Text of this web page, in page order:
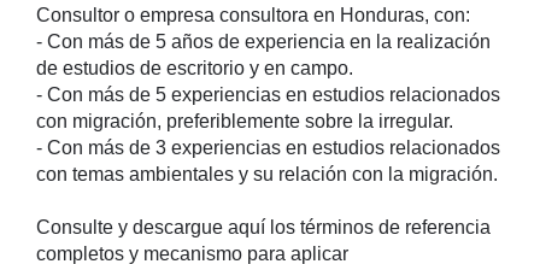
Consultor o empresa consultora en Honduras, con:
- Con más de 5 años de experiencia en la realización
de estudios de escritorio y en campo.
- Con más de 5 experiencias en estudios relacionados
con migración, preferiblemente sobre la irregular.
- Con más de 3 experiencias en estudios relacionados
con temas ambientales y su relación con la migración.
Consulte y descargue aquí los términos de referencia
completos y mecanismo para aplicar